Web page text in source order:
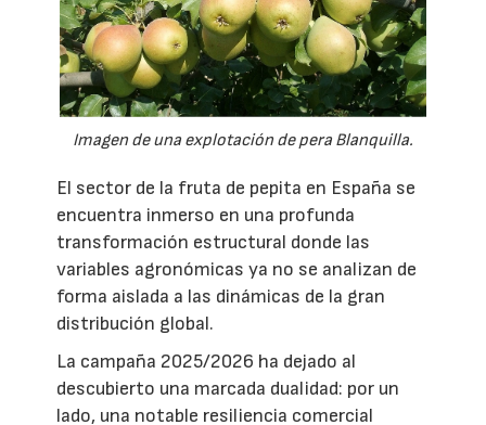
Imagen de una explotación de pera Blanquilla.
El sector de la fruta de pepita en España se
encuentra inmerso en una profunda
transformación estructural donde las
variables agronómicas ya no se analizan de
forma aislada a las dinámicas de la gran
distribución global.
La campaña 2025/2026 ha dejado al
descubierto una marcada dualidad: por un
lado, una notable resiliencia comercial